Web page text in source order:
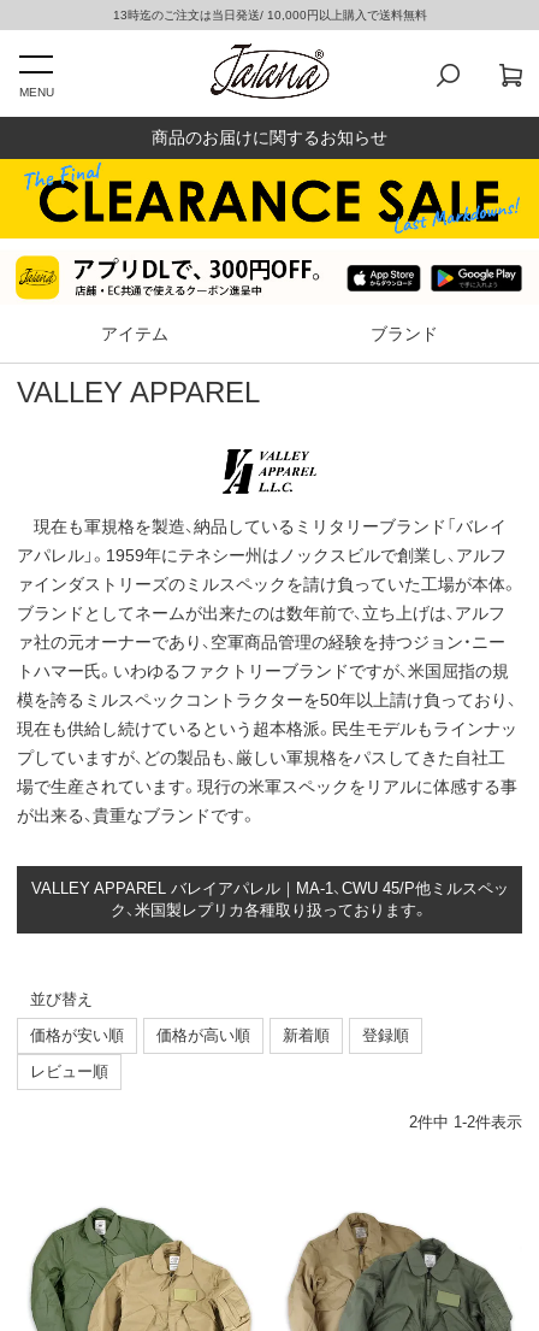
13時迄のご注文は当日発送/ 10,000円以上購入で送料無料
MENU
商品のお届けに関するお知らせ
アイテム ブランド
VALLEY APPAREL
現在も軍規格を製造、納品しているミリタリーブランド「バレイ
アパレル」。1959年にテネシー州はノックスビルで創業し、アルフ
ァインダストリーズのミルスペックを請け負っていた工場が本体。
ブランドとしてネームが出来たのは数年前で、立ち上げは、アルフ
ァ社の元オーナーであり、空軍商品管理の経験を持つジョン・ニー
トハマー氏。いわゆるファクトリーブランドですが、米国屈指の規
模を誇るミルスペックコントラクターを50年以上請け負っており、
現在も供給し続けているという超本格派。民生モデルもラインナッ
プしていますが、どの製品も、厳しい軍規格をパスしてきた自社工
場で生産されています。現行の米軍スペックをリアルに体感する事
が出来る、貴重なブランドです。
VALLEY APPAREL バレイアパレル｜MA-1、CWU 45/P他ミルスペッ
ク、米国製レプリカ各種取り扱っております。
並び替え
価格が安い順
価格が高い順 新着順
登録順
レビュー順
2件中 1-2件表示